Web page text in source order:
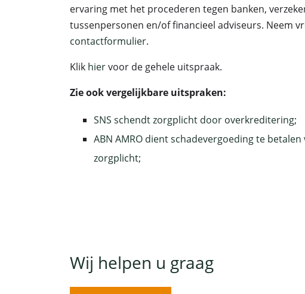
ervaring met het procederen tegen banken,
tussenpersonen en/of financieel adviseurs. Neem
contactformulier.
Klik hiervoor de gehele uitspraak.
Zie ook vergelijkbare uitspraken:
SNS schendt zorgplicht door overkreditering;
ABN AMRO dient schadevergoeding te
zorgplicht;
Wij helpen u graag